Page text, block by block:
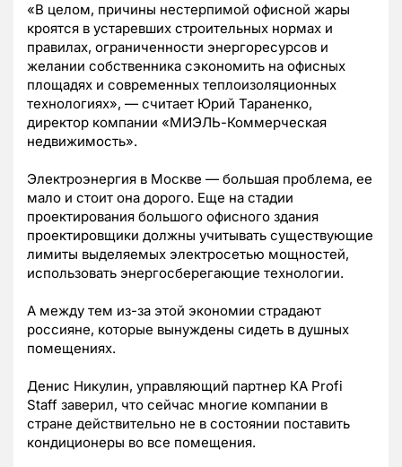
«В целом, причины нестерпимой офисной жары
кроятся в устаревших строительных нормах и
правилах, ограниченности энергоресурсов и
желании собственника сэкономить на офисных
площадях и современных теплоизоляционных
технологиях», — считает Юрий Тараненко,
директор компании «МИЭЛЬ-Коммерческая
недвижимость».
Электроэнергия в Москве — большая проблема, ее
мало и стоит она дорого. Еще на стадии
проектирования большого офисного здания
проектировщики должны учитывать существующие
лимиты выделяемых электросетью мощностей,
использовать энергосберегающие технологии.
А между тем из-за этой экономии страдают
россияне, которые вынуждены сидеть в душных
помещениях.
Денис Никулин, управляющий партнер КА Profi
Staff заверил, что сейчас многие компании в
стране действительно не в состоянии поставить
кондиционеры во все помещения.